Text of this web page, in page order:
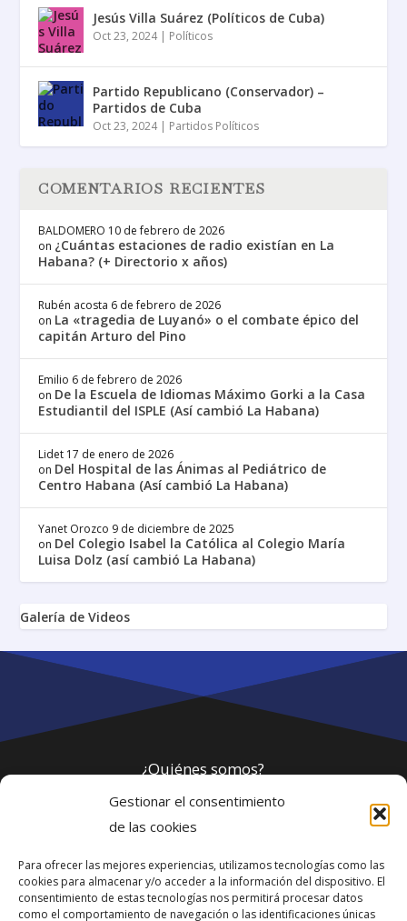
Gestionar el consentimiento
de las cookies
Para ofrecer las mejores experiencias, utilizamos tecnologías como las
cookies para almacenar y/o acceder a la información del dispositivo. El
consentimiento de estas tecnologías nos permitirá procesar datos
como el comportamiento de navegación o las identificaciones únicas
Jesús Villa Suárez (Políticos de Cuba)
Oct 23, 2024| Políticos
Partido Republicano (Conservador) –
Partidos de Cuba
Oct 23, 2024| Partidos Políticos
COMENTARIOS RECIENTES
BALDOMERO 10 de febrero de 2026
on ¿Cuántas estaciones de radio existían en La
Habana? (+ Directorio x años)
Rubén acosta 6 de febrero de 2026
on La «tragedia de Luyanó» o el combate épico del
capitán Arturo del Pino
Emilio 6 de febrero de 2026
on De la Escuela de Idiomas Máximo Gorki a la Casa
Estudiantil del ISPLE (Así cambió La Habana)
Lidet 17 de enero de 2026
on Del Hospital de las Ánimas al Pediátrico de
Centro Habana (Así cambió La Habana)
Yanet Orozco 9 de diciembre de 2025
on Del Colegio Isabel la Católica al Colegio María
Luisa Dolz (así cambió La Habana)
Galería de Videos
¿Quiénes somos?
Política de privacidad
Webmaster
soporte@fotosdlahabana.com